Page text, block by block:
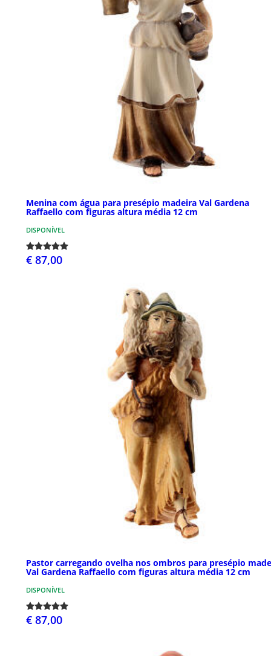
Menina com água para presépio madeira Val Gardena
Raffaello com figuras altura média 12 cm
DISPONÍVEL
€ 87,00
Pastor carregando ovelha nos ombros para presépio
Val Gardena Raffaello com figuras altura média 12 cm
DISPONÍVEL
€ 87,00